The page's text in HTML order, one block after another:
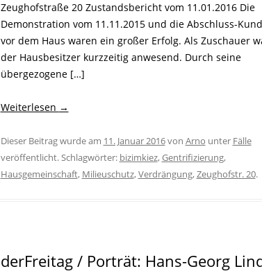
Zeughofstraße 20 Zustandsbericht vom 11.01.2016 Die
Demonstration vom 11.11.2015 und die Abschluss-
vor dem Haus waren ein großer Erfolg. Als Zuschauer
der Hausbesitzer kurzzeitig anwesend. Durch seine
übergezogene […]
Weiterlesen →
Dieser Beitrag wurde am 11. Januar 2016von Arno unter Fälle
veröffentlicht. Schlagwörter: bizimkiez,Gentrifizierung,
Hausgemeinschaft, Milieuschutz,Verdrängung,Zeughofstr. 20.
derFreitag / Porträt: Hans-Georg